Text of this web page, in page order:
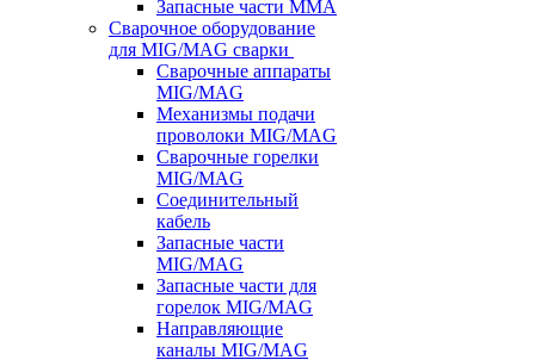
Запасные части MMA
Сварочное оборудование
для MIG/MAG сварки
Сварочные аппараты
MIG/MAG
Механизмы подачи
проволоки MIG/MAG
Сварочные горелки
MIG/MAG
Соединительный
кабель
Запасные части
MIG/MAG
Запасные части для
горелок MIG/MAG
Направляющие
каналы MIG/MAG